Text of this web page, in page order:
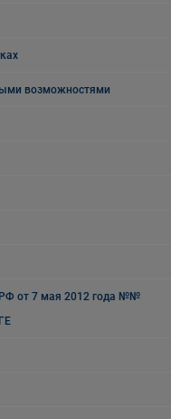
возможностями
от 7 мая 2012 года №№